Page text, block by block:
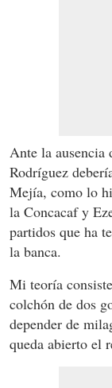
Ante la ausencia
Rodríguez
Mejía, como lo
la Concacaf y
partidos que ha
la banca.
Mi teoría
colchón de dos
depender de
queda abierto el